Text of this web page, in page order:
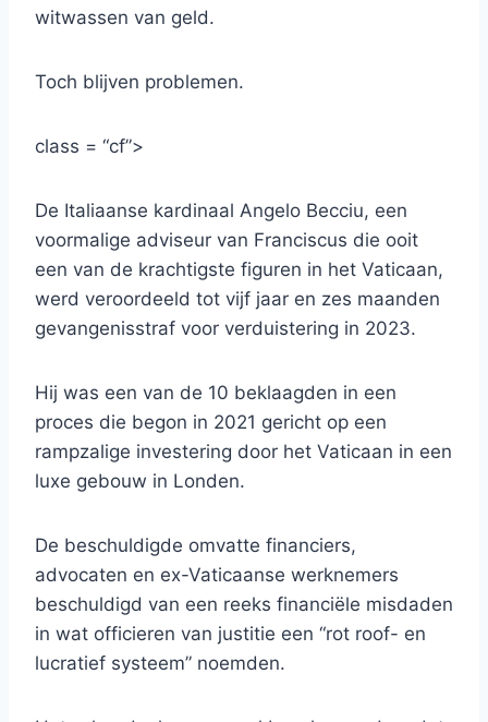
witwassen van geld.
Toch blijven problemen.
class = “cf”>
De Italiaanse kardinaal Angelo Becciu, een
voormalige adviseur van Franciscus die ooit
een van de krachtigste figuren in het Vaticaan,
werd veroordeeld tot vijf jaar en zes maanden
gevangenisstraf voor verduistering in 2023.
Hij was een van de 10 beklaagden in een
proces die begon in 2021 gericht op een
rampzalige investering door het Vaticaan in een
luxe gebouw in Londen.
De beschuldigde omvatte financiers,
advocaten en ex-Vaticaanse werknemers
beschuldigd van een reeks financiële misdaden
in wat officieren van justitie een “rot roof- en
lucratief systeem” noemden.